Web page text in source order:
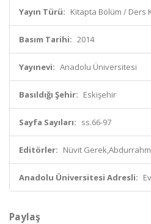
Yayın Türü: Kitapta Bölüm / Ders
Basım Tarihi: 2014
Yayınevi: Anadolu Üniversitesi
Basıldığı Şehir: Eskişehir
Sayfa Sayıları: ss.66-97
Editörler: Nüvit
Anadolu Üniversitesi Adresli:
Paylaş